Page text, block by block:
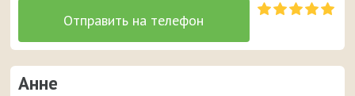
Анне